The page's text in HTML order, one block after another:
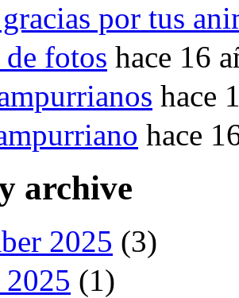
por tus
fotos hace 16
hace
hace
archive
2025 (3)
(1)